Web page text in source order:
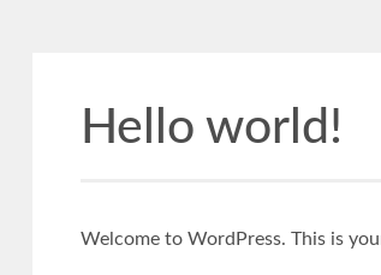
Hello world!
Welcome to WordPress. This is